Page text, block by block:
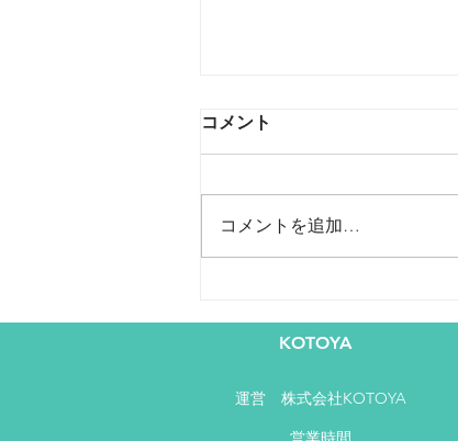
<新型コロナウィルス対応
突然ですが、昨今の新型コロ
イルスの影響を鑑み、加盟店
て、弊社として何か出来る
ないかと議論を重ねてまいり
今回の手数料改定に至りまし
コメント
コメントを追加…
KOTOYA
運営​ 株式会社KOTOYA